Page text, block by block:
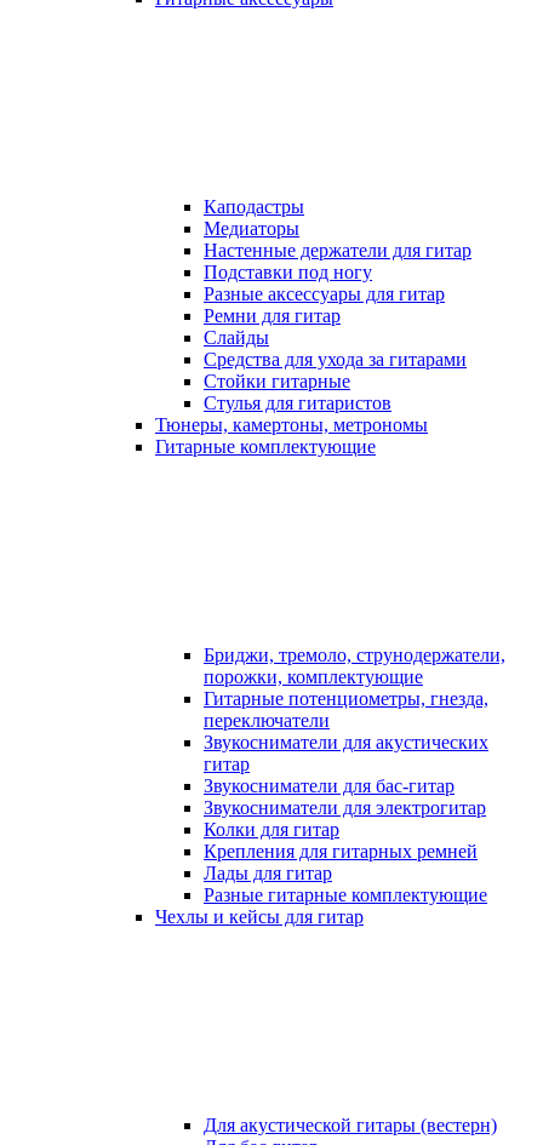
Каподастры
Медиаторы
Настенные держатели для гитар
Подставки под ногу
Разные аксессуары для гитар
Ремни для гитар
Слайды
Средства для ухода за гитарами
Стойки гитарные
Стулья для гитаристов
Тюнеры, камертоны, метрономы
Гитарные комплектующие
Бриджи, тремоло, струнодержатели,
порожки, комплектующие
Гитарные потенциометры, гнезда,
переключатели
Звукосниматели для акустических
гитар
Звукосниматели для бас-гитар
Звукосниматели для электрогитар
Колки для гитар
Крепления для гитарных ремней
Лады для гитар
Разные гитарные комплектующие
Чехлы и кейсы для гитар
Для акустической гитары (вестерн)